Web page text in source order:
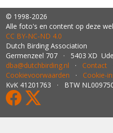
© 1998-2026
Alle foto's en content op deze
CC BY‑NC‑ND 4.0
Dutch Birding Association
Germenzeel 707 · 5403 XD
dba@dutchbirding.nl · Contact
Cookievoorwaarden · Cookie-
KvK 41201763 · BTW